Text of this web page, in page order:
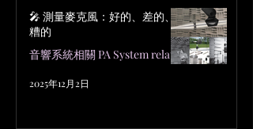
🎤 測量麥克風：好的、差的、
糟的
音響系統相關 PA System related
2025年12月2日